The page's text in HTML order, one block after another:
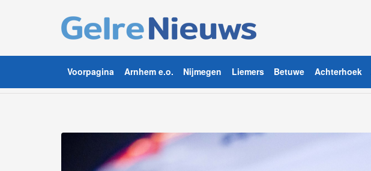
Voorpagina Arnhem e.o. Nijmegen Liemers Betuwe Achterhoek